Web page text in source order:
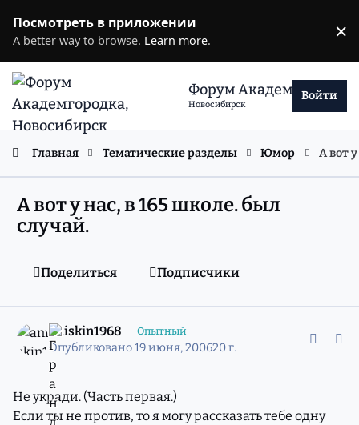
Посмотреть в приложении
A better way to browse. Learn more. ×
Форум Академгородка
Новосибирск
Войти
Главная Тематические разделы Юмор А вот
А вот у нас, в 165 школе. был
случай.
Поделиться Подписчики
aniskin1968 Опытный
Опубликовано19 июня, 200620 г.
Не укради. (Часть первая.)
Если ты не против, то я могу рассказать тебе одну